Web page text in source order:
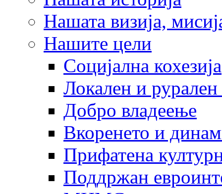
Нашата визија,
Нашите цели
Социјална кохезија
Локален и рурален
Добро владеење
Вкоренето и
Прифатена
Поддржан